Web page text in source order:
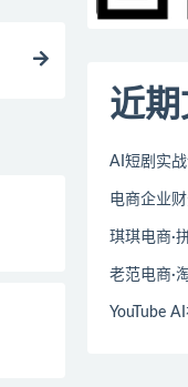
近
AI短剧实
电商企业
琪琪电商·
老范电商·
YouTube